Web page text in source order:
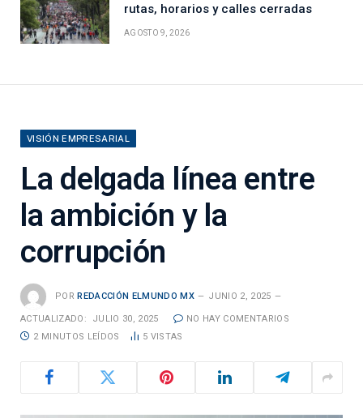
rutas, horarios y calles cerradas
AGOSTO 9, 2026
VISIÓN EMPRESARIAL
La delgada línea entre
la ambición y la
corrupción
POR REDACCIÓN ELMUNDO MX JUNIO 2, 2025
ACTUALIZADO: JULIO 30, 2025
NO HAY COMENTARIOS
2 MINUTOS LEÍDOS
5 VISTAS